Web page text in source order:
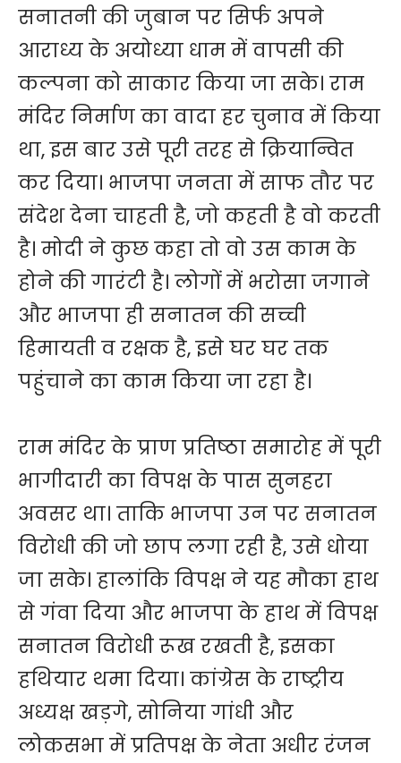
सनातनी की जुबान पर सिर्फ अपने
आराध्य के अयोध्या धाम में वापसी की
कल्पना को साकार किया जा सके। राम
मंदिर निर्माण का वादा हर चुनाव में किया
था, इस बार उसे पूरी तरह से क्रियान्वित
कर दिया। भाजपा जनता में साफ तौर पर
संदेश देना चाहती है, जो कहती है वो करती
है। मोदी ने कुछ कहा तो वो उस काम के
होने की गारंटी है। लोगों में भरोसा जगाने
और भाजपा ही सनातन की सच्ची
हिमायती व रक्षक है, इसे घर घर तक
पहुंचाने का काम किया जा रहा है।
राम मंदिर के प्राण प्रतिष्ठा समारोह में पूरी
भागीदारी का विपक्ष के पास सुनहरा
अवसर था। ताकि भाजपा उन पर सनातन
विरोधी की जो छाप लगा रही है, उसे धोया
जा सके। हालांकि विपक्ष ने यह मौका हाथ
से गंवा दिया और भाजपा के हाथ में विपक्ष
सनातन विरोधी रूख रखती है, इसका
हथियार थमा दिया। कांग्रेस के राष्ट्रीय
अध्यक्ष खड़गे, सोनिया गांधी और
लोकसभा में प्रतिपक्ष के नेता अधीर रंजन